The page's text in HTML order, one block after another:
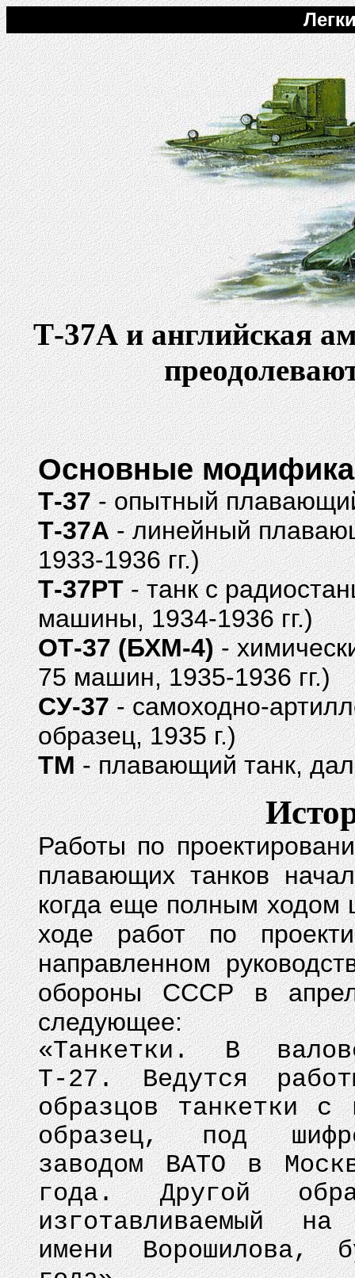
Т-37А и английская
Основные
Т-37- опытный
Т-37А- линейный
1933-1936 гг.)
Т-37РТ- танк с
машины, 1934-1936 гг.)
ОТ-37 (БХМ-4)-
75 машин, 1935-1936 гг.)
СУ-37- самоходно-
образец, 1935 г.)
ТМ- плавающий танк,
Работы по
плавающих танков
когда еще полным
ходе работ по
направленном
обороны СССР в
следующее:
«Танкетки. В
Т-27. Ведутся
образцов танкетки с
образец, под
заводом ВАТО в
года. Другой
изготавливаемый на
имени Ворошилова,